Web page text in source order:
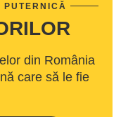
din România
care să le fie